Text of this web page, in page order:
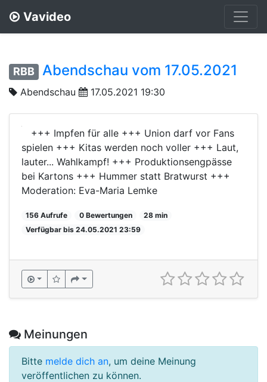
Vavideo
RBB Abendschau vom 17.05.2021
Abendschau 17.05.2021 19:30
+++ Impfen für alle +++ Union darf vor Fans
spielen +++ Kitas werden noch voller +++ Laut,
lauter... Wahlkampf! +++ Produktionsengpässe
bei Kartons +++ Hummer statt Bratwurst +++
Moderation: Eva-Maria Lemke
156 Aufrufe 0 Bewertungen
28 min
Verfügbar bis 24.05.2021 23:59
Meinungen
Bitte melde dich an, um deine Meinung
veröffentlichen zu können.